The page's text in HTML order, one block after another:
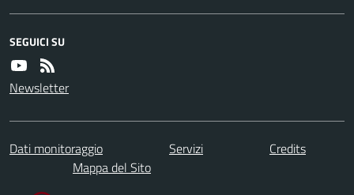
SEGUICI SU
Newsletter
Dati monitoraggio Servizi
Credits
Mappa del Sito